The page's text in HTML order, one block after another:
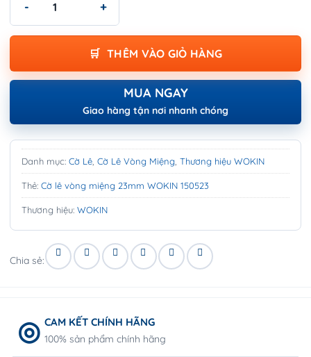
THÊM VÀO GIỎ HÀNG
MUA NGAY
Giao hàng tận nơi nhanh chóng
Danh mục: Cờ Lê Cờ Lê Vòng Miệng Thương hiệu WOKIN
Thẻ: Cờ lê vòng miệng 23mm WOKIN 150523
Thương hiệu: WOKIN
Chia sẻ:
CAM KẾT CHÍNH HÃNG
100% sản phẩm chính hãng